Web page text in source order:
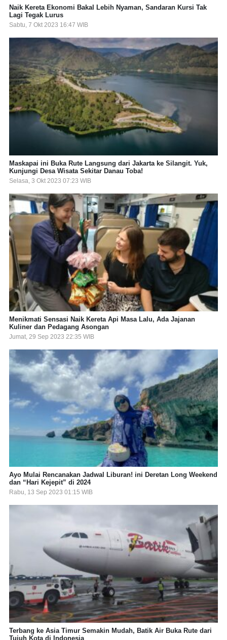
Naik Kereta Ekonomi Bakal Lebih Nyaman, Sandaran Kursi Tak
Lagi Tegak Lurus
Sabtu, 7 Okt 2023 16:47 WIB
Maskapai ini Buka Rute Langsung dari Jakarta ke Silangit. Yuk,
Kunjungi Desa Wisata Sekitar Danau Toba!
Selasa, 3 Okt 2023 07:23 WIB
Menikmati Sensasi Naik Kereta Api Masa Lalu, Ada Jajanan
Kuliner dan Pedagang Asongan
Jumat, 29 Sep 2023 22:35 WIB
Ayo Mulai Rencanakan Jadwal Liburan! ini Deretan Long Weekend
dan “Hari Kejepit” di 2024
Rabu, 13 Sep 2023 01:15 WIB
Terbang ke Asia Timur Semakin Mudah, Batik Air Buka Rute dari
Tujuh Kota di Indonesia